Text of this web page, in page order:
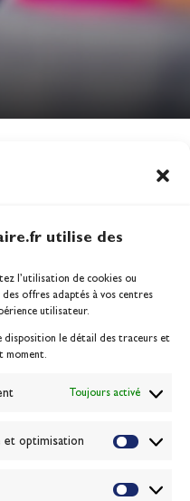
utilise des
l’utilisation de cookies ou
offres adaptés à vos centres
utilisateur.
disposition le détail des traceurs et
moment.
Toujours activé
et optimisation
or à Long